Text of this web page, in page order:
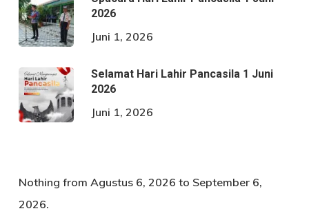
2026
Juni 1, 2026
Selamat Hari Lahir Pancasila 1 Juni
2026
Juni 1, 2026
Nothing from Agustus 6, 2026 to September 6,
2026.